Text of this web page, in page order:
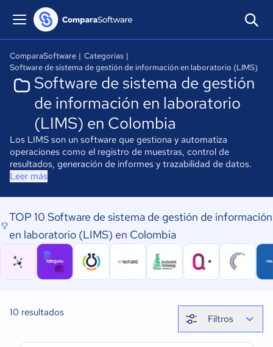
ComparaSoftware | Categorías |
Software de sistema de gestión de información en laboratorio (LIMS)
Software de sistema de gestión
de información en laboratorio
(LIMS) en Colombia
Los LIMS son un software que gestiona y automatiza
operaciones como el registro de muestras, control de
resultados, generación de informes y trazabilidad de datos.
Leer más
TOP 10 Software de sistema de gestión de información
en laboratorio (LIMS) en Colombia
10 resultados
Filtros